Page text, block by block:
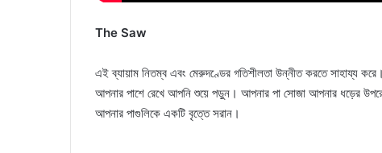
The Saw
এই ব্যায়াম নিতম্ব এবং মেরুদণ্ডের গতিশীলতা উন্নীত করতে সাহায্য
আপনার পাশে রেখে আপনি শুয়ে পড়ুন। আপনার পা সোজা আপনার ধড়ের
আপনার পাগুলিকে একটি বৃত্তে সরান।